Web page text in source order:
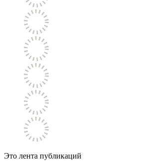
Это лента публикаций